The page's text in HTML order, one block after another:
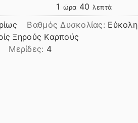
1 ώρα
ώρα 40 λεπτά
λεπτά
Βαθμός Δυσκολίας: Εύκολη
Ξηρούς Καρπούς
Μερίδες: 4